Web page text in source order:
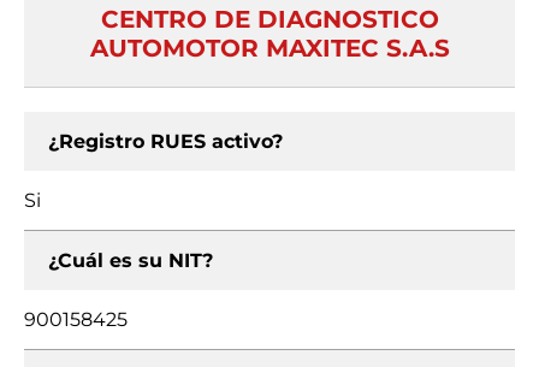
CENTRO DE DIAGNOSTICO
AUTOMOTOR MAXITEC S.A.S
¿Registro RUES activo?
Si
¿Cuál es su NIT?
900158425